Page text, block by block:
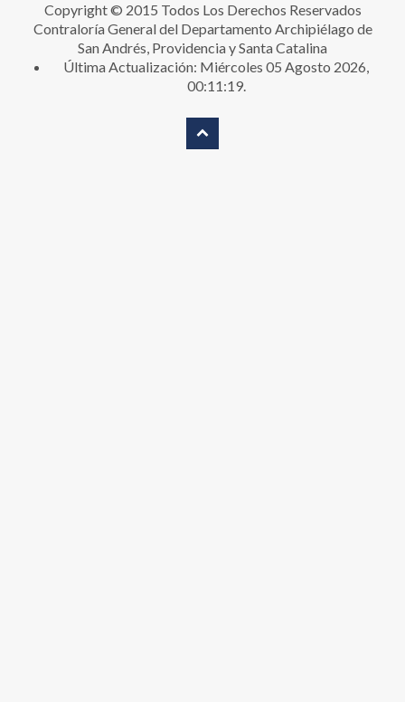
Copyright © 2015 Todos Los Derechos Reservados
Contraloría General del Departamento Archipiélago de
San Andrés, Providencia y Santa Catalina
Última Actualización: Miércoles 05 Agosto 2026,
00:11:19.